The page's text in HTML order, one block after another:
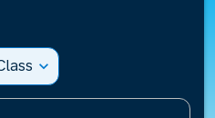
expand_more